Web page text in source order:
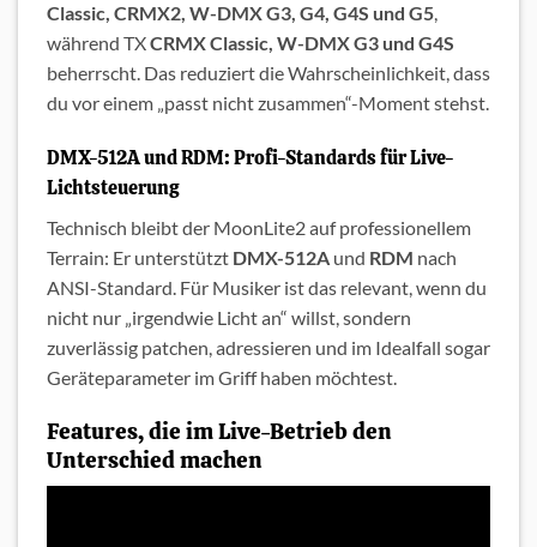
Classic, CRMX2, W-DMX G3, G4, G4S und G5,
während TXCRMX Classic, W-DMX G3 und G4S
beherrscht. Das reduziert die Wahrscheinlichkeit, dass
du vor einem „passt nicht zusammen“-Moment stehst.
DMX-512A und RDM: Profi-Standards für Live-
Lichtsteuerung
Technisch bleibt der MoonLite2 auf professionellem
Terrain: Er unterstützt DMX-512A und RDM nach
ANSI-Standard. Für Musiker ist das relevant, wenn du
nicht nur „irgendwie Licht an“ willst, sondern
zuverlässig patchen, adressieren und im Idealfall sogar
Geräteparameter im Griff haben möchtest.
Features, die im Live-Betrieb den
Unterschied machen